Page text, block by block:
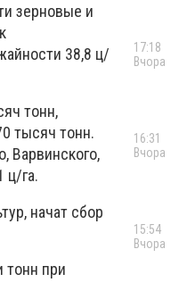
зерновые и
38,8 ц/
тонн,
тысяч тонн.
Варвинского,
ц/га.
начат сбор
тонн при
17:18
Вчора
16:31
Вчора
15:54
Вчора